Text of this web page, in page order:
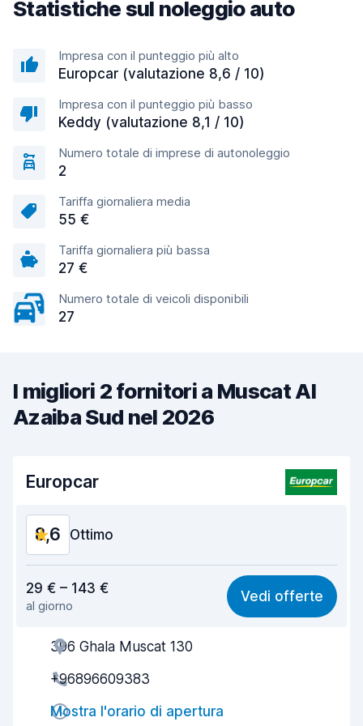
Statistiche sul noleggio auto
Impresa con il punteggio più alto
Europcar (valutazione 8,6 / 10)
Impresa con il punteggio più basso
Keddy (valutazione 8,1 / 10)
Numero totale di imprese di autonoleggio
2
Tariffa giornaliera media
55 €
Tariffa giornaliera più bassa
27 €
Numero totale di veicoli disponibili
27
I migliori 2 fornitori a Muscat Al
Azaiba Sud nel 2026
Europcar
8,6 Ottimo
8,6
Facile da trovare 8,2
Gentilezza degli agenti
Rapidità del ritiro
Rapidità della riconsegna
29 € – 143 €
al giorno
Vedi offerte
396 Ghala Muscat 130
+96896609383
Mostra l'orario di apertura